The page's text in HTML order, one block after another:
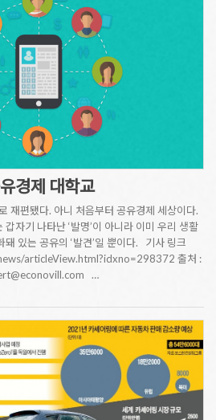
경제 대학교
재편됐다. 아니 처음부터 공유경제 세상이다.
자기 나타난 ‘발명’이 아니라 이미 우리 생활
있는 공유의 ‘발견’일 뿐이다. 기사 링크
articleView.html?idxno=298372 출처 :
…